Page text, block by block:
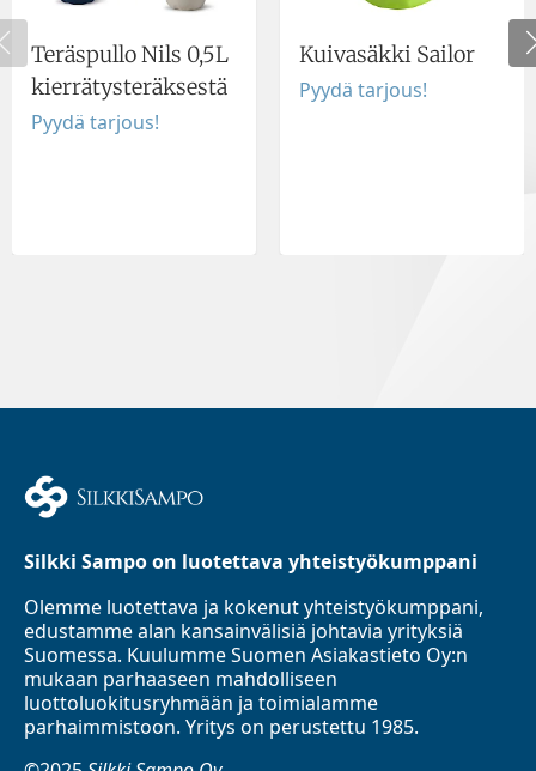
Teräspullo Nils 0,5L
kierrätysteräksestä
Pyydä tarjous!
Kuivasäkki Sailor
Pyydä tarjous!
Silkki Sampo on luotettava yhteistyökumppani
Olemme luotettava ja kokenut yhteistyökumppani,
edustamme alan kansainvälisiä johtavia yrityksiä
Suomessa. Kuulumme Suomen Asiakastieto Oy:n
mukaan parhaaseen mahdolliseen
luottoluokitusryhmään ja toimialamme
parhaimmistoon. Yritys on perustettu 1985.